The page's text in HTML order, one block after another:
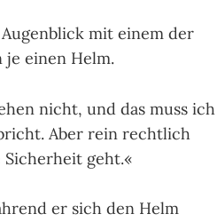
mit einem der
einen Helm.
nicht, und das muss ich
Aber rein rechtlich
geht.«
er sich den Helm